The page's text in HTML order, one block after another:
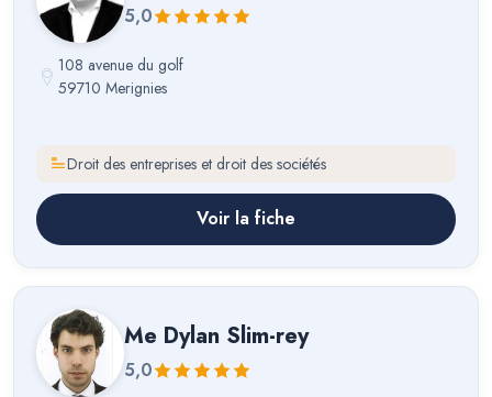
5,0
108 avenue du golf
59710 Merignies
Droit des entreprises et droit des sociétés
Voir la fiche
Me Dylan Slim-rey
5,0